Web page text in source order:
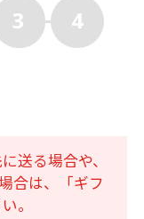
3 4
送る場合や、
合は、「ギフ
。